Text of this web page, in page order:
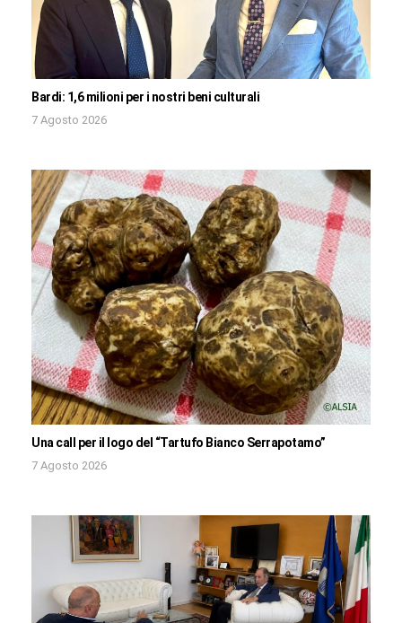
Bardi: 1,6 milioni per i nostri beni culturali
7 Agosto 2026
Una call per il logo del “Tartufo Bianco Serrapotamo”
7 Agosto 2026